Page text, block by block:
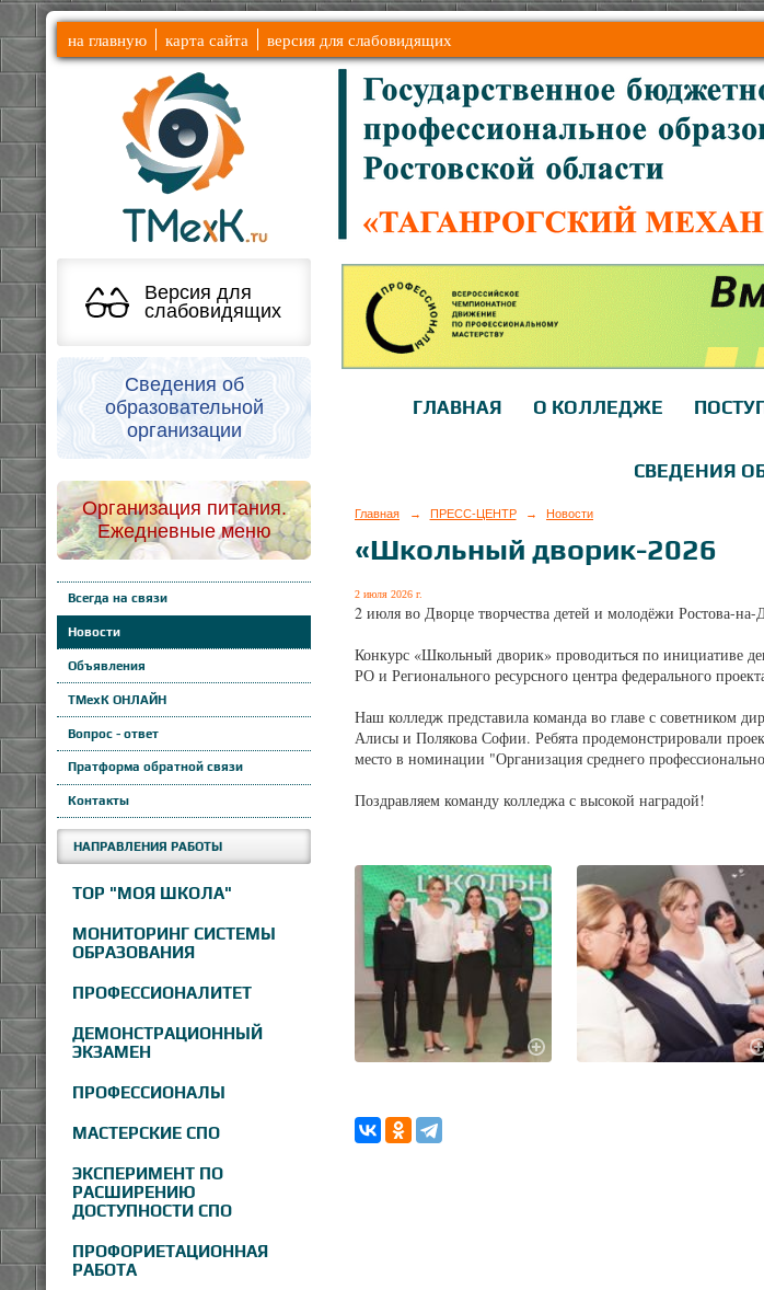
на главную карта сайта версия для слабовидящих
Версия для
слабовидящих
Сведения об
образовательной
организации
Организация питания.
Ежедневные меню
Всегда на связи
Новости
Объявления
ТМехК ОНЛАЙН
Вопрос - ответ
Пратформа обратной связи
Контакты
НАПРАВЛЕНИЯ РАБОТЫ
ТОР "МОЯ ШКОЛА"
МОНИТОРИНГ СИСТЕМЫ
ОБРАЗОВАНИЯ
ПРОФЕССИОНАЛИТЕТ
ДЕМОНСТРАЦИОННЫЙ
ЭКЗАМЕН
ПРОФЕССИОНАЛЫ
МАСТЕРСКИЕ СПО
ЭКСПЕРИМЕНТ ПО
РАСШИРЕНИЮ
ДОСТУПНОСТИ СПО
ПРОФОРИЕТАЦИОННАЯ
РАБОТА
ГЛАВНАЯ О КОЛЛЕДЖЕ
СВЕДЕНИЯ
Главная → ПРЕСС-ЦЕНТР → Новости
«Школьный дворик-2026
2 июля 2026 г.
2 июля во Дворце творчества детей и молодёжи Ростова-
Конкурс «Школьный дворик» проводиться по инициативе
РО и Регионального ресурсного центра федерального
Наш колледж представила команда во главе с советником
Алисы и Полякова Софии. Ребята продемонстрировали
место в номинации "Организация среднего
Поздравляем команду колледжа с высокой наградой!